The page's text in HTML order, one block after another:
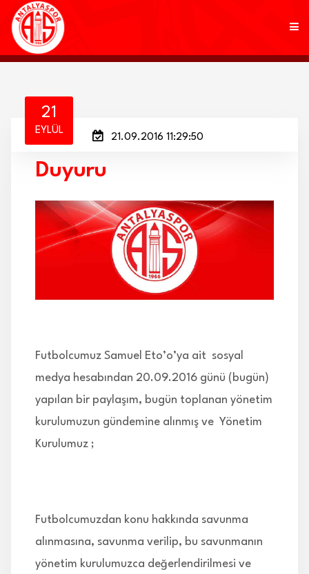
KULÜP
AKADEMİ
MARKALAR
TARAFTAR
21
EYLÜL
21.09.2016 11:29:50
Duyuru
Futbolcumuz Samuel Eto’o’ya ait sosyal
medya hesabından 20.09.2016 günü (bugün)
yapılan bir paylaşım, bugün toplanan yönetim
kurulumuzun gündemine alınmış ve Yönetim
Kurulumuz ;
Futbolcumuzdan konu hakkında savunma
alınmasına, savunma verilip, bu savunmanın
yönetim kurulumuzca değerlendirilmesi ve